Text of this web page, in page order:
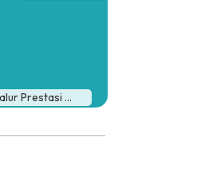
Prestasi ...